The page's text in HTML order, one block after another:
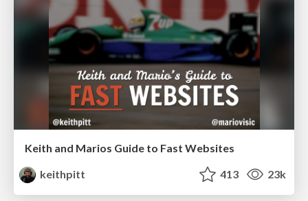
Keith and Marios Guide to Fast Websites
keithpitt
413 23k